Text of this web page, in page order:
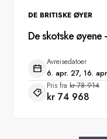
DE BRITISKE ØYER
De skotske
Avreisedatoer
6. apr. 27, 16.
Pris fra kr 78 914
kr 74 968